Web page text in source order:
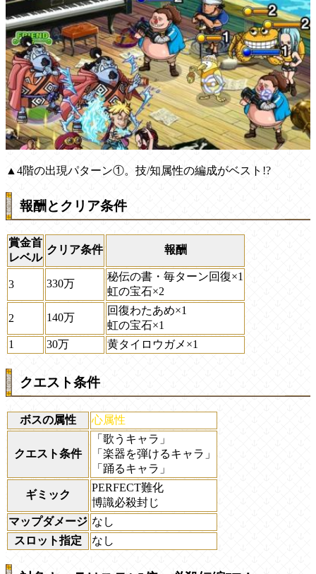
▲4階の出現パターン①。技/知属性の編成がベスト!?
報酬とクリア条件
賞金首
レベル
クリア条件 報酬
3 330万
秘伝の書・毎ターン回復×1
虹の宝石×2
2 140万
回復わたあめ×1
虹の宝石×1
1
30万 黄タイロウガメ×1
クエスト条件
ボスの属性 心属性
クエスト条件
「歌うキャラ」
「楽器を弾けるキャラ」
「踊るキャラ」
ギミック
PERFECT難化
博識必殺封じ
マップダメージ なし
スロット指定
なし